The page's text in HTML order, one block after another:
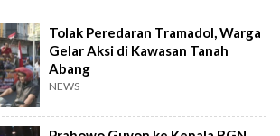
Tolak Peredaran Tramadol, Warga
Gelar Aksi di Kawasan Tanah
Abang
NEWS